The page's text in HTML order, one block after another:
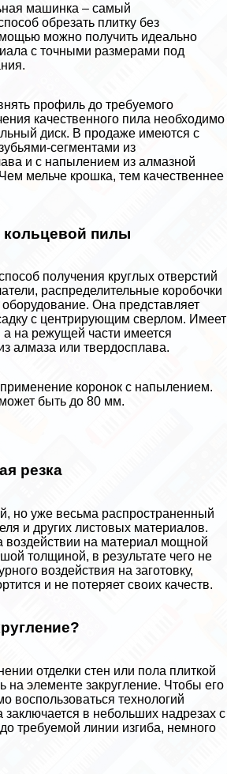
машинка – самый
обрезать плитку без
можно получить идеально
с точными размерами под
профиль до требуемого
качественного пила необходимо
диск. В продаже имеются с
сегментами из
и с напылением из алмазной
мельче крошка, тем качественнее
кольцевой пилы
получения круглых отверстий
распределительные коробочки
оборудование. Она представляет
с центрирующим сверлом. Имеет
на режущей части имеется
алмаза или твердосплава.
применение коронок с напылением.
быть до 80 мм.
резка
но уже весьма распространенный
и других листовых материалов.
воздействии на материал мощной
толщиной, в результате чего не
воздействия на заготовку,
и не потеряет своих качеств.
отделки стен или пола плиткой
на элементе закругление. Чтобы его
воспользоваться технологий
заключается в небольших надрезах с
требуемой линии изгиба, немного